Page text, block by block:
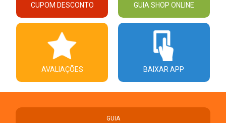
CUPOM DESCONTO GUIA SHOP ONLINE
AVALIAÇÕES BAIXAR APP
GUIA